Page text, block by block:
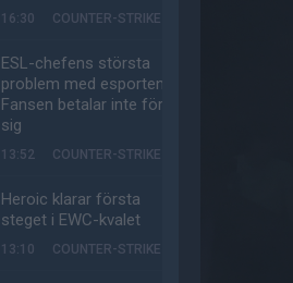
16:30 COUNTER-STRIKE
ESL-chefens största
problem med esporten:
Fansen betalar inte för
sig
13:52 COUNTER-STRIKE
Heroic klarar första
steget i EWC-kvalet
13:10 COUNTER-STRIKE